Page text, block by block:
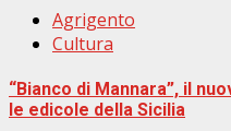
Agrigento
Cultura
“Bianco di Mannara”, il
le edicole della Sicilia